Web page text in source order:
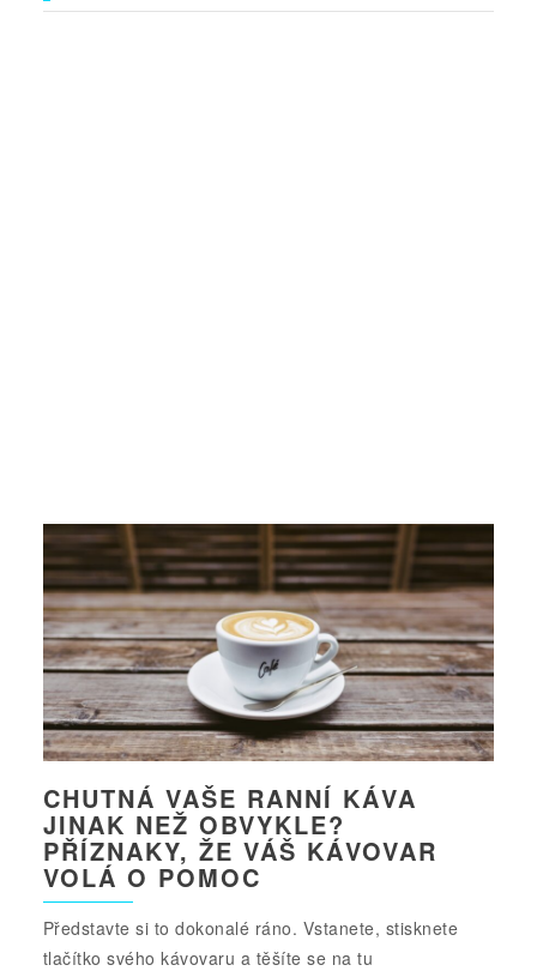
CHUTNÁ VAŠE RANNÍ KÁVA
JINAK NEŽ OBVYKLE?
PŘÍZNAKY, ŽE VÁŠ KÁVOVAR
VOLÁ O POMOC
Představte si to dokonalé ráno. Vstanete, stisknete
tlačítko svého kávovaru a těšíte se na tu